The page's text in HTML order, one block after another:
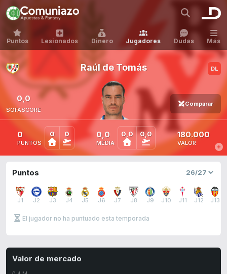
Puntos Lesionados Dinero Jugadores Dudas Más
Raúl de Tomás
Comparar
0,0
SOFASCORE
0
PUNTOS
0 0 0,0
MEDIA
0,0 0,0 180.000
VALOR
Puntos
J1 J2 J3 J4 J5 J6 J7 J8 J9 J10 J11 J12 J13
El jugador no ha puntuado esta temporada
Valor de mercado